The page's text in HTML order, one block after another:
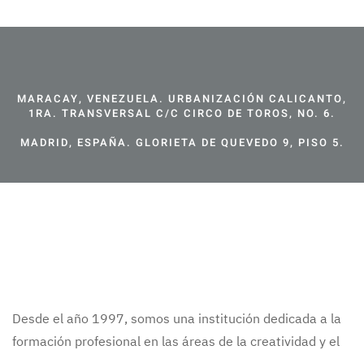
MARACAY, VENEZUELA. URBANIZACIÓN CALICANTO,
1RA. TRANSVERSAL C/C CIRCO DE TOROS, NO. 6.
MADRID, ESPAÑA. GLORIETA DE QUEVEDO 9, PISO 5.
Desde el año 1997, somos una institución dedicada a la
formación profesional en las áreas de la creatividad y el